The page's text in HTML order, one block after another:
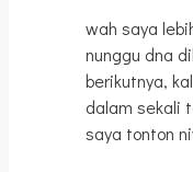
wah saya
nunggu dna
berikutnya,
dalam sekali
saya tonton